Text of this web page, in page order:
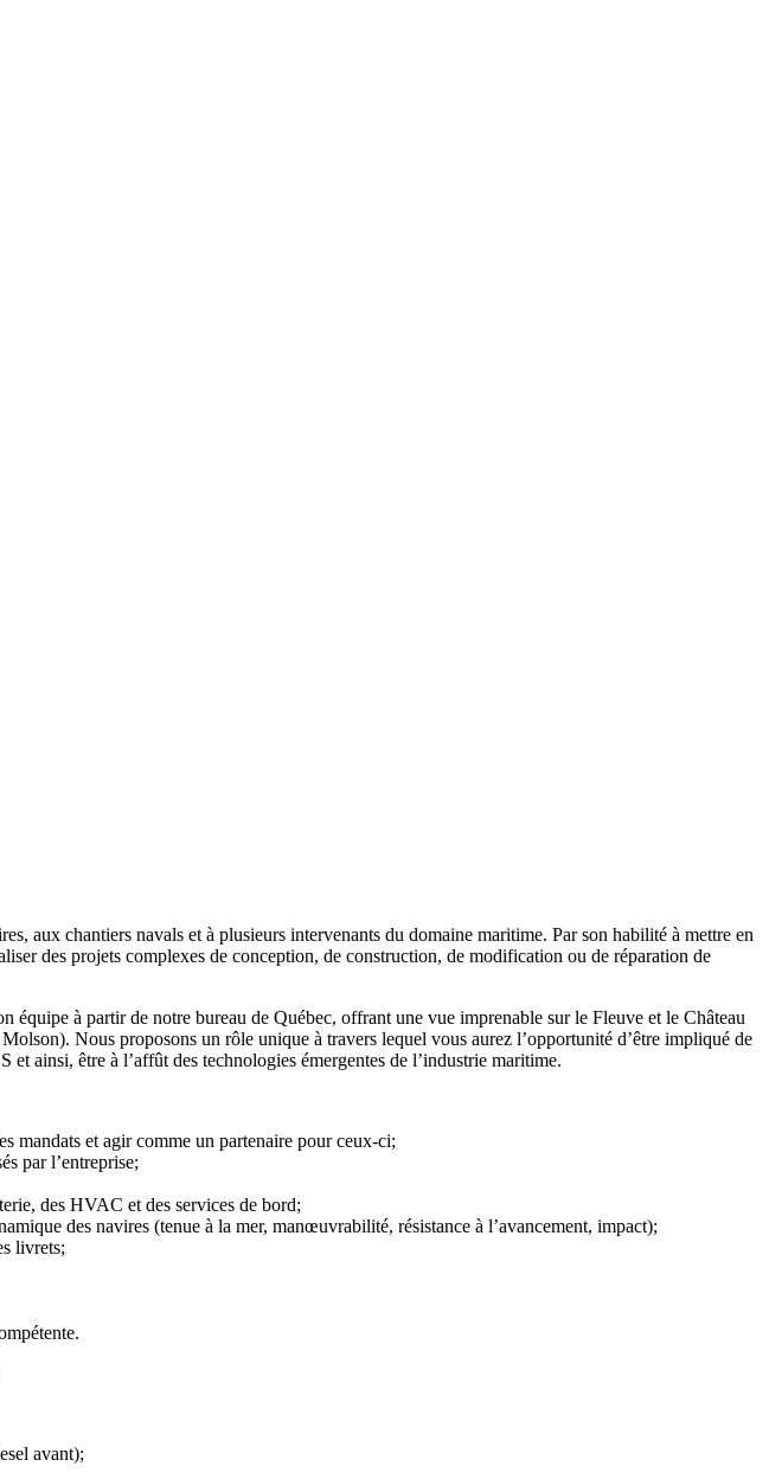
aux chantiers navals et à plusieurs intervenants du domaine maritime. Par son habilité à mettre en
des projets complexes de conception, de construction, de modification ou de réparation de
à partir de notre bureau de Québec, offrant une vue imprenable sur le Fleuve et le Château
Nous proposons un rôle unique à travers lequel vous aurez l’opportunité d’être impliqué de
ainsi, être à l’affût des technologies émergentes de l’industrie maritime.
mandats et agir comme un partenaire pour ceux-ci;
par l’entreprise;
des HVAC et des services de bord;
des navires (tenue à la mer, manœuvrabilité, résistance à l’avancement, impact);
livrets;
avant);